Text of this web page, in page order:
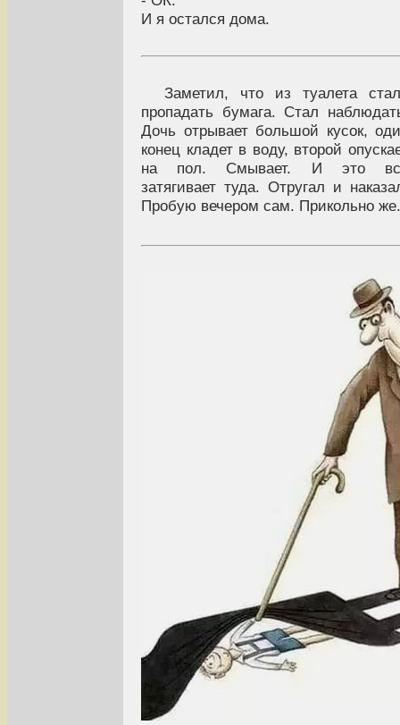
И я остался дома.
Заметил, что из туалета
пропадать бумага. Стал
Дочь отрывает большой кусок,
конец кладет в воду, второй
на пол. Смывает. И это
затягивает туда. Отругал и
Пробую вечером сам. Прикольно же.